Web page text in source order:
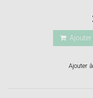
Ajouter
Ajouter